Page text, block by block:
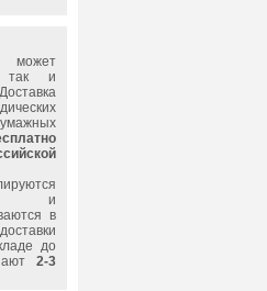
может
так и
и
в
до
2-3